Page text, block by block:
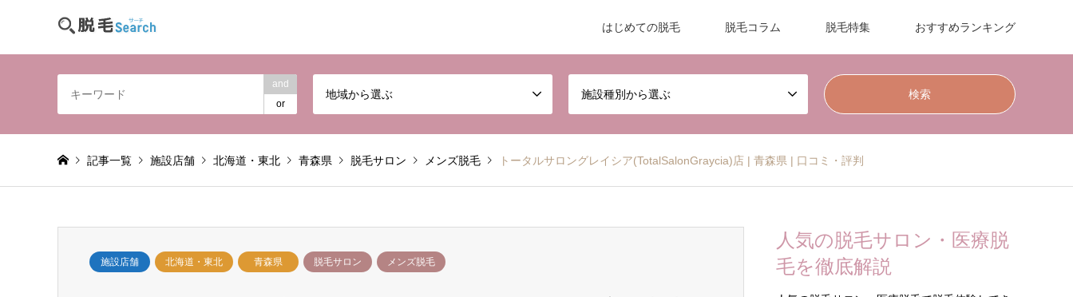
はじめての脱毛 脱毛コラム 脱毛特集 おすすめランキング
and
or
地域から選ぶ 施設種別から選ぶ
記事一覧 施設店舗 北海道・東北 青森県 脱毛サロン メンズ脱毛 トータルサロングレイシア(TotalSalonGraycia)店 | 青森県 | 口コミ・評判
施設店舗 北海道・東北 青森県 脱毛サロン メンズ脱毛
人気の脱毛サロン・医療脱
毛を徹底解説